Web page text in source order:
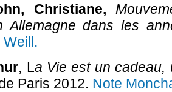
Christiane,
Allemagne dans les
, La Vie est un cadeau,
Paris 2012. Note